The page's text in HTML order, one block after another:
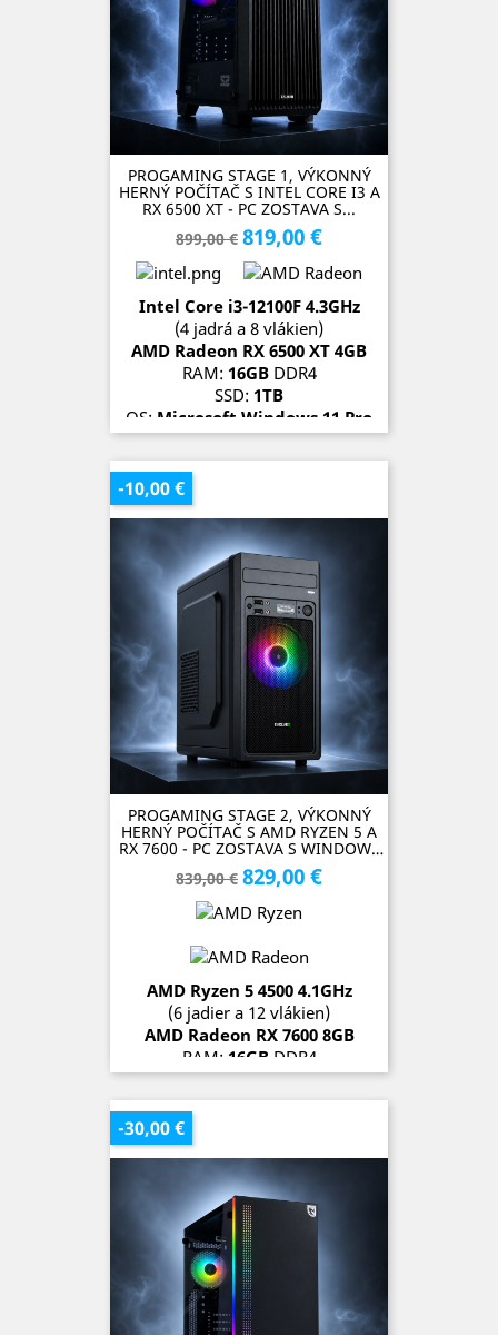
PROGAMING STAGE 1, VÝKONNÝ
HERNÝ POČÍTAČ S INTEL CORE I3 A
RX 6500 XT - PC ZOSTAVA S...
Základná
899,00 € Cena
819,00 €
Intel Core i3-12100F 4.3GHz
(4 jadrá a 8 vlákien)
AMD Radeon RX 6500 XT 4GB
RAM: 16GBDDR4
SSD: 1TB
OS: Microsoft Windows 11 Pro
SKLADOM (1 kus)
PROGAMING STAGE 2, VÝKONNÝ
HERNÝ POČÍTAČ S AMD RYZEN 5 A
RX 7600 - PC ZOSTAVA S WINDOWS
11
Základná
cena
839,00 € Cena
829,00 €
AMD Ryzen 5 4500 4.1GHz
(6 jadier a 12 vlákien)
AMD Radeon RX 7600 8GB
RAM: 16GB DDR4
SSD:1TB
OS:Microsoft Windows 11 Pro
SKLADOM (1 kus)
-10,00 €
-30,00 €